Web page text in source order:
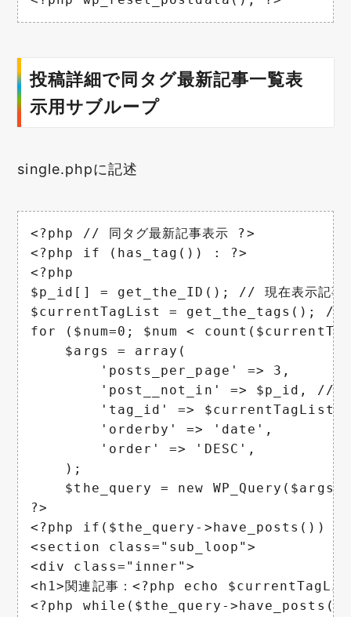
投稿詳細で同タグ最新記事一覧表
示用サブループ
single.phpに記述
<?php // 同タグ最新記事表示 ?>
<?php if (has_tag()) : ?>
<?php
$p_id[] = get_the_ID(); // 現在表示記事
$currentTagList = get_the_tags(); // 現在
for ($num=0; $num <
    $args = array(
        'posts_per_page' => 3,
'post__not_in' => $p_id, // 現
'tag_id' =>
        'orderby' => 'date',
        'order' => 'DESC',
    );
    $the_query = new WP_Query($args);
?>
<?php if($the_query->have_posts()) :
<section class="sub_loop">
<div class="inner">
<h1>関連記事：<?php echo
<?php while($the_query-